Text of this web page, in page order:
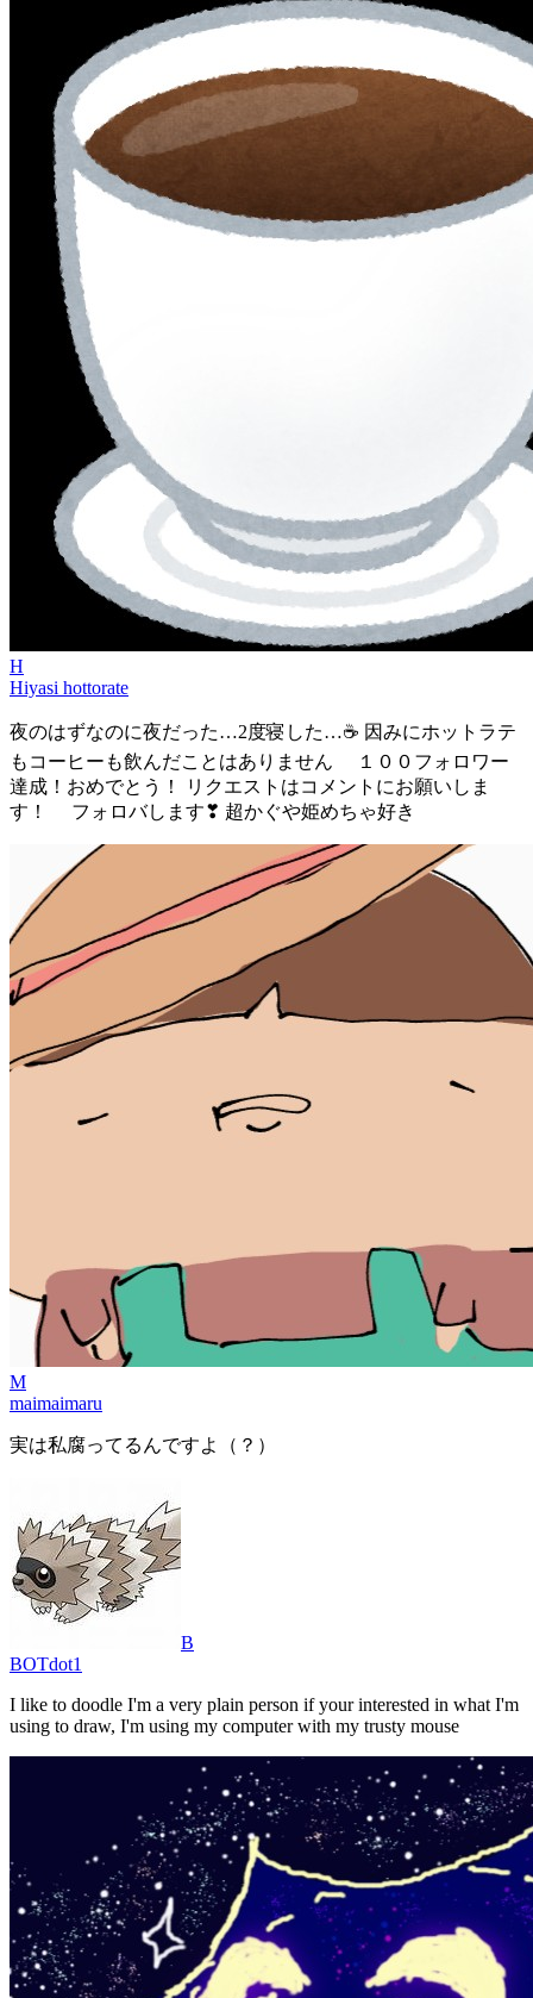
H
Hiyasi hottorate
夜のはずなのに夜だった…2度寝した…☕ 因みにホットラテ
もコーヒーも飲んだことはありません １００フォロワー
達成！おめでとう！ リクエストはコメントにお願いしま
す！ フォロバします❣ 超かぐや姫めちゃ好き
M
maimaimaru
実は私腐ってるんですよ（？）
B
BOTdot1
I like to doodle I'm a very plain person if your interested in what I'm
using to draw, I'm using my computer with my trusty mouse